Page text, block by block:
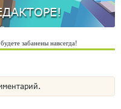
забанены навсегда!